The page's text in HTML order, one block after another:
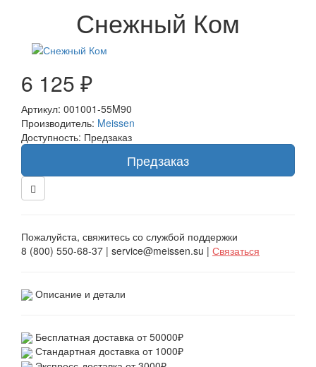
Снежный Ком
6 125 ₽
Артикул: 001001-55M90
Производитель: Meissen
Доступность: Предзаказ
Предзаказ
Пожалуйста, свяжитесь со службой поддержки
8 (800) 550-68-37 | service@meissen.su | Связаться
Описание и детали
Бесплатная доставка от 50000₽
Стандартная доставка от 1000₽